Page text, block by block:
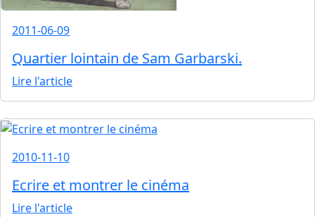
2011-06-09
Quartier lointain de Sam Garbarski.
Lire l'article
2010-11-10
Ecrire et montrer le cinéma
Lire l'article